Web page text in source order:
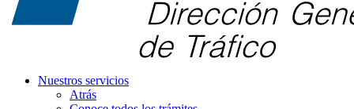
Nuestros servicios
Atrás